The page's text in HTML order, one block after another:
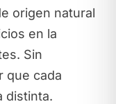
origen natural
en la
Sin
que cada
distinta.